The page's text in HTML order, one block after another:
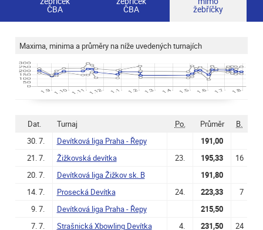
ČBA ČBA žebříčky
Maxima, minima a průměry na níže uvedených turnajích
Dat. Turnaj Po. Průměr
B.
30. 7.
Devítková liga Praha - Řepy
191,00
21. 7.
Žižkovská devítka 23. 195,33
16
20. 7.
Devítková liga Žižkov sk. B
191,80
14. 7.
Prosecká Devítka 24. 223,33
7
9. 7.
Devítková liga Praha - Řepy
215,50
7. 7.
Strašnická Xbowling Devítka 4. 231,50 24